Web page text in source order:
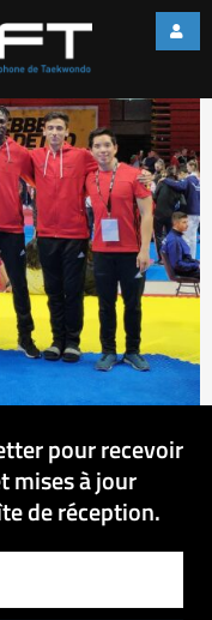
pour recevoir
mises à jour
de réception.